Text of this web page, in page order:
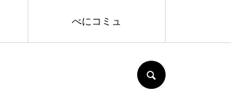
べにコミュ